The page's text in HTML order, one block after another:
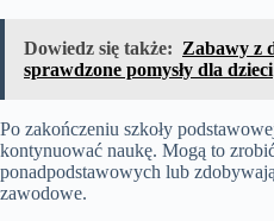
Dowiedz się także: Zabawy z
sprawdzone pomysły dla dzieci
Po zakończeniu szkoły
kontynuować naukę. Mogą to
ponadpodstawowych lub
zawodowe.